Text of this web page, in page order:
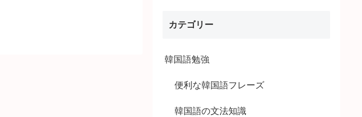
カテゴリー
韓国語勉強
便利な韓国語フレーズ
韓国語の文法知識